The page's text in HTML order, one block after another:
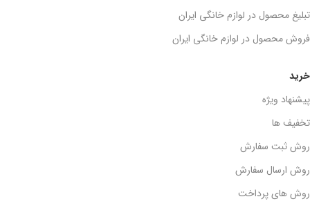
خرید
پیشنهاد ویژه
تخفیف ها
روش ثبت سفارش
روش ارسال سفارش
روش های پرداخت
تبلیغ محصول در لوازم خانگی ایران
فروش محصول در لوازم خانگی ایران